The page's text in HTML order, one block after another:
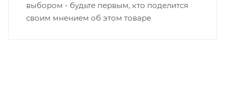
выбором - будьте первым, кто поделится
своим мнением об этом товаре